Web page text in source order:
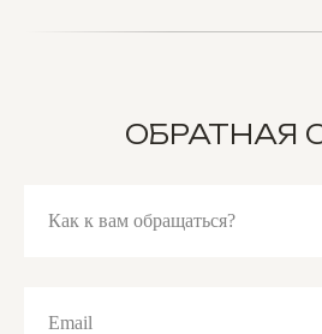
ОБРАТНАЯ
Как к вам обращаться?
Email